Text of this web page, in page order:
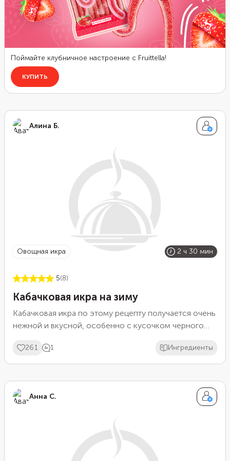
Алина Б.
овощная икра 2 ч 30 мин
5(8)
Кабачковая икра на зиму
Кабачковая икра по этому рецепту получается очень
нежной и вкусной, особенно с кусочком черного
большие или маленькие, молодые или зрелые.
Натирать их нужно как можно мельче, чтобы
однородной. Лучше всего воспользоваться для
этого электромясорубкой.
261 1 Ингредиенты
Анна С.